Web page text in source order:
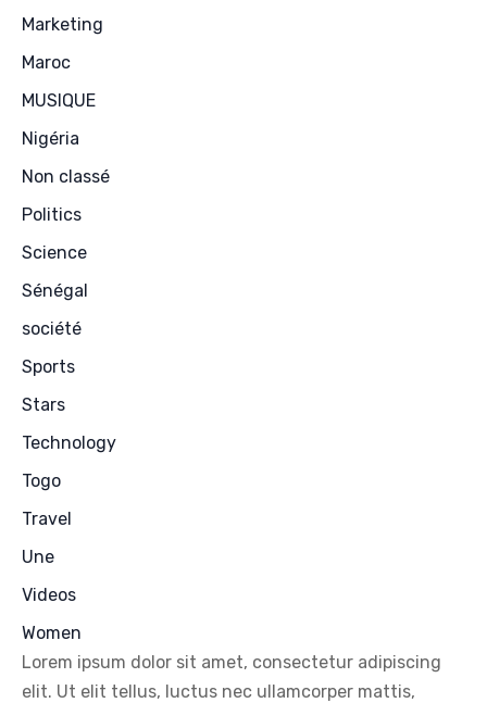
Marketing
Maroc
MUSIQUE
Nigéria
Non classé
Politics
Science
Sénégal
société
Sports
Stars
Technology
Togo
Travel
Une
Videos
Women
Lorem ipsum dolor sit amet, consectetur adipiscing
elit. Ut elit tellus, luctus nec ullamcorper mattis,